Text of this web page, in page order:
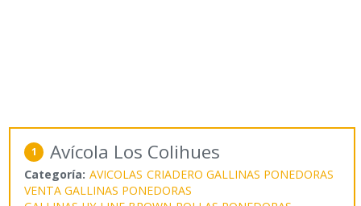
1 Avícola Los Colihues
Categoría: AVICOLAS CRIADERO GALLINAS PONEDORAS
VENTA GALLINAS PONEDORAS